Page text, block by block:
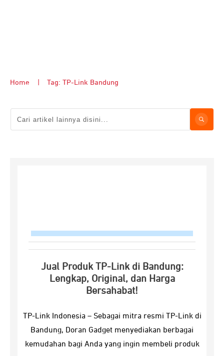
Home Tag: TP-Link Bandung
Jual Produk TP-Link di Bandung:
Lengkap, Original, dan Harga
Bersahabat!
TP-Link Indonesia – Sebagai mitra resmi TP-Link di
Bandung, Doran Gadget menyediakan berbagai
kemudahan bagi Anda yang ingin membeli produk